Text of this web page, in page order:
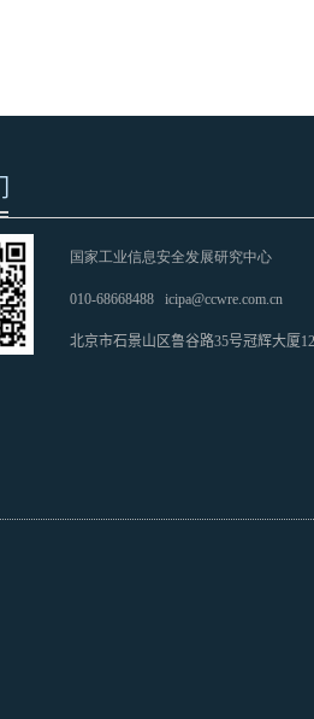
国家工业信息安全发展研究中心
010-68668488 icipa@ccwre.com.cn
北京市石景山区鲁谷路35号冠辉大厦